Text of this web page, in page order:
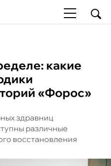
какие
«Форос»
здравниц
различные
восстановления